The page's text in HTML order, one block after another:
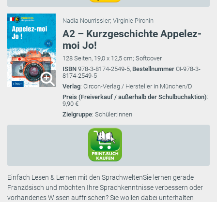
Nadia Nourrissier; Virginie Pironin
A2 – Kurzgeschichte Appelez-
moi Jo!
128 Seiten, 19,0 x 12,5 cm; Softcover
ISBN 978-3-8174-2549-5, Bestellnummer CI-978-3-
8174-2549-5
Verlag: Circon-Verlag / Hersteller in München/D
Preis (Freiverkauf / außerhalb der Schulbuchaktion):
9,90 €
Zielgruppe: Schüler:innen
Einfach Lesen & Lernen mit den SprachweltenSie lernen gerade
Französisch und möchten Ihre Sprachkenntnisse verbessern oder
vorhandenes Wissen auffrischen? Sie wollen dabei unterhalten